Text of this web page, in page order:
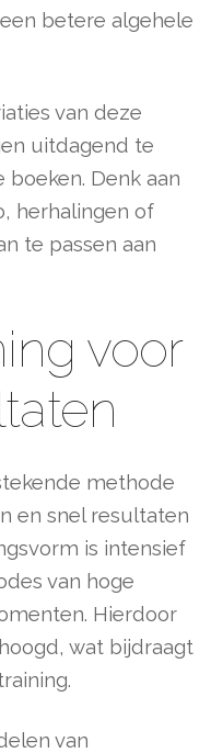
betere algehele
van deze
uitdagend te
Denk aan
herhalingen of
te passen aan
voor
methode
en snel resultaten
is intensief
van hoge
Hierdoor
wat bijdraagt
van